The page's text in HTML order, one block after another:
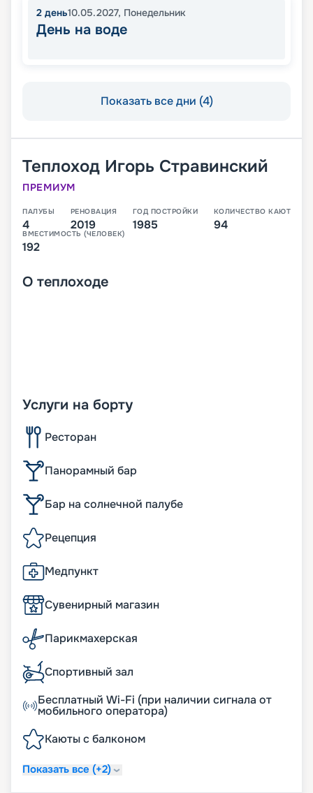
2 день10.05.2027, Понедельник
День на воде
Показать все дни (4)
Теплоход Игорь Стравинский
ПРЕМИУМ
ПАЛУБЫ
4
РЕНОВАЦИЯ
2019
ГОД ПОСТРОЙКИ
1985
КОЛИЧЕСТВО КАЮТ
94
ВМЕСТИМОСТЬ (ЧЕЛОВЕК)
192
О теплоходе
Услуги на борту
Ресторан
Панорамный бар
Бар на солнечной палубе
Рецепция
Медпункт
Сувенирный магазин
Парикмахерская
Спортивный зал
Бесплатный Wi-Fi (при наличии сигнала от
мобильного оператора)
Каюты с балконом
Показать все (+2)